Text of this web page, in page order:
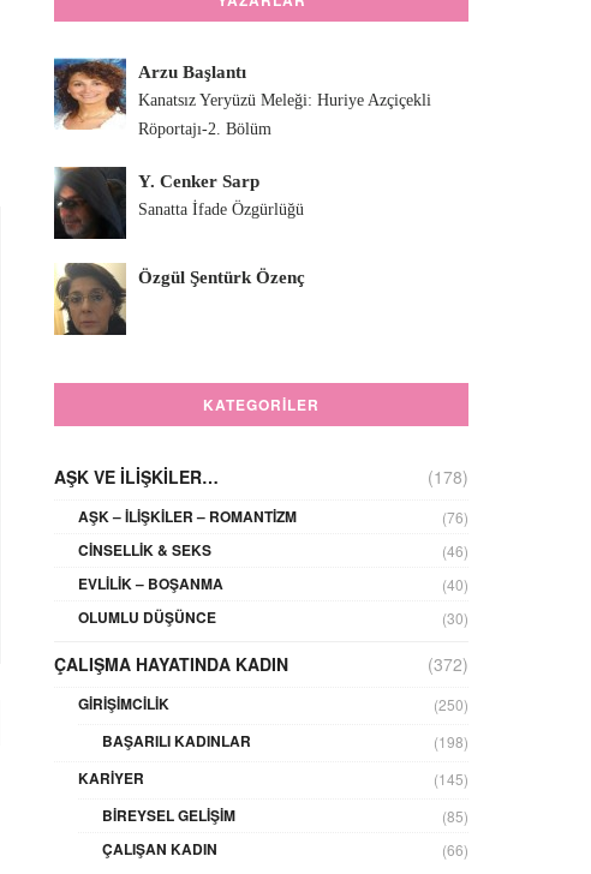
Arzu Başlantı
Kanatsız Yeryüzü Meleği: Huriye Azçiçekli
Röportajı-2. Bölüm
Y. Cenker Sarp
Sanatta İfade Özgürlüğü
Özgül Şentürk Özenç
KATEGORILER
AŞK VE İLIŞKILER… (178)
AŞK – İLIŞKILER – ROMANTIZM (76)
CINSELLIK & SEKS (46)
EVLILIK – BOŞANMA (40)
OLUMLU DÜŞÜNCE (30)
ÇALIŞMA HAYATINDA KADIN (372)
GIRIŞIMCILIK (250)
BAŞARILI KADINLAR (198)
KARIYER (145)
BIREYSEL GELIŞIM (85)
ÇALIŞAN KADIN (66)